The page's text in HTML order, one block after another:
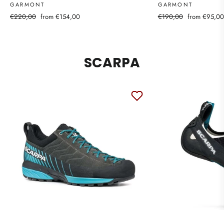
GARMONT
Regular
€220,00 Sale
from €154,00
GARMONT
Regular
€190,00 Sale
from €95,00
SCARPA